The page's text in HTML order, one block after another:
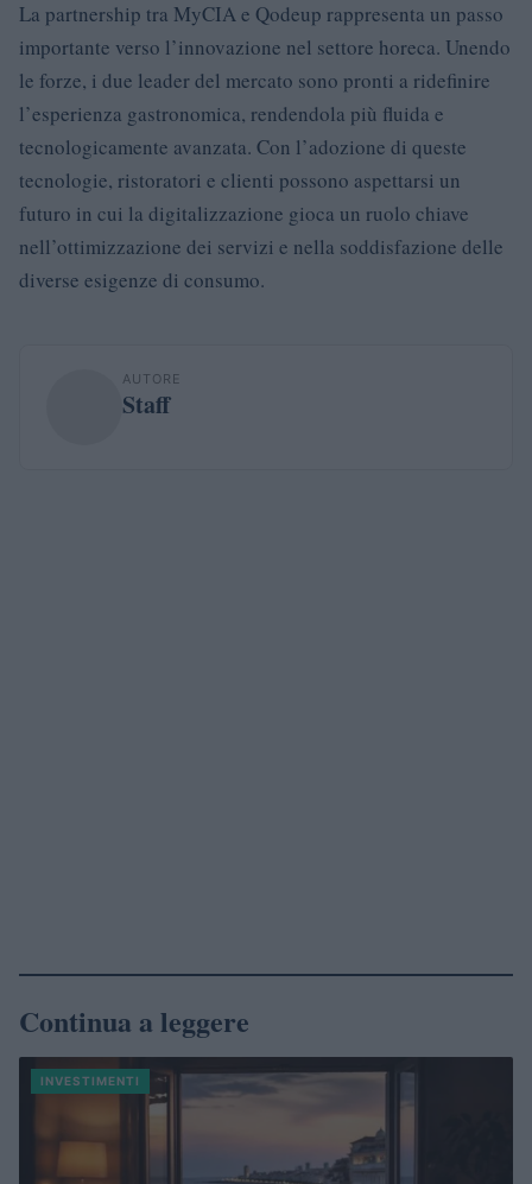
La partnership tra MyCIA e Qodeup rappresenta un passo
importante verso l’innovazione nel settore horeca. Unendo
le forze, i due leader del mercato sono pronti a ridefinire
l’esperienza gastronomica, rendendola più fluida e
tecnologicamente avanzata. Con l’adozione di queste
tecnologie, ristoratori e clienti possono aspettarsi un
futuro in cui la digitalizzazione gioca un ruolo chiave
nell’ottimizzazione dei servizi e nella soddisfazione delle
diverse esigenze di consumo.
AUTORE
Staff
Continua a leggere
INVESTIMENTI